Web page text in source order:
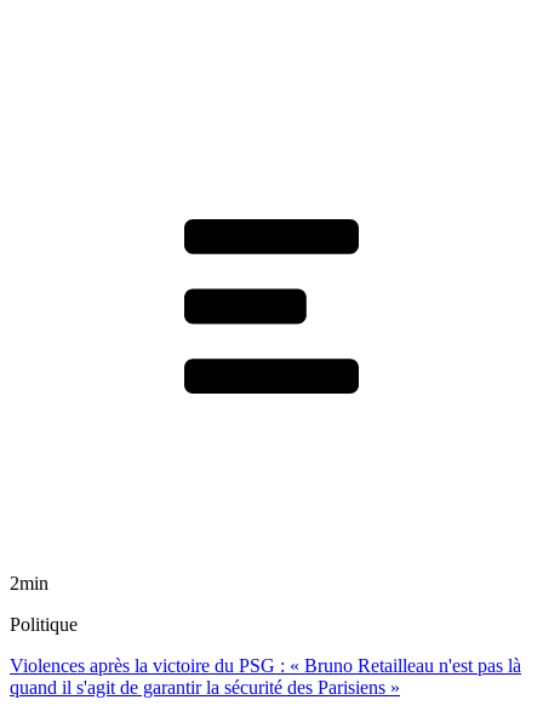
2min
Politique
Violences après la victoire du PSG : « Bruno Retailleau n'est pas là
quand il s'agit de garantir la sécurité des Parisiens »